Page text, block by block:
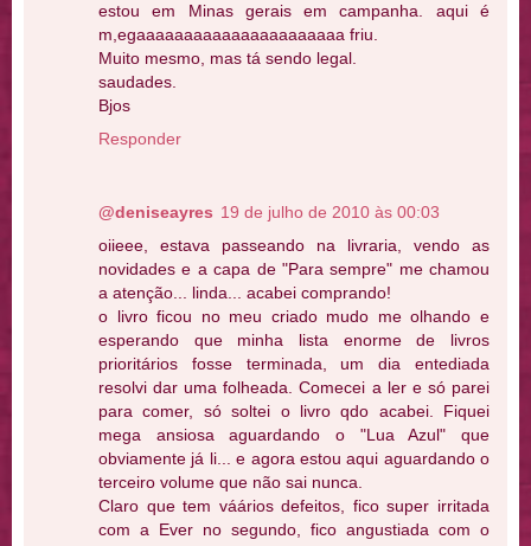
estou em Minas gerais em campanha. aqui é
m,egaaaaaaaaaaaaaaaaaaaaaa friu.
Muito mesmo, mas tá sendo legal.
saudades.
Bjos
Responder
@deniseayres 19 de julho de 2010 às 00:03
oiieee, estava passeando na livraria, vendo as
novidades e a capa de "Para sempre" me chamou
a atenção... linda... acabei comprando!
o livro ficou no meu criado mudo me olhando e
esperando que minha lista enorme de livros
prioritários fosse terminada, um dia entediada
resolvi dar uma folheada. Comecei a ler e só parei
para comer, só soltei o livro qdo acabei. Fiquei
mega ansiosa aguardando o "Lua Azul" que
obviamente já li... e agora estou aqui aguardando o
terceiro volume que não sai nunca.
Claro que tem váários defeitos, fico super irritada
com a Ever no segundo, fico angustiada com o